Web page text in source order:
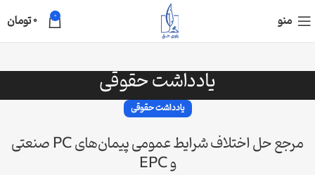
منو 0
0تومان
یادداشت حقوقی
یادداشت حقوقی
مرجع حل اختلاف شرایط عمومی پیمان‌های PC صنعتی
و EPC